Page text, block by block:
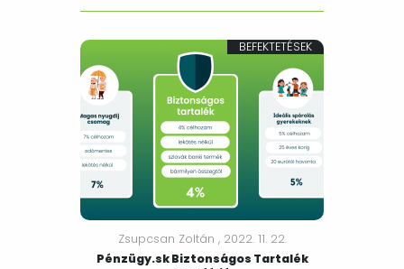
BEFEKTETÉSEK
Zsupcsan Zoltán , 2022. 11. 22.
Pénzügy.sk Biztonságos Tartalék